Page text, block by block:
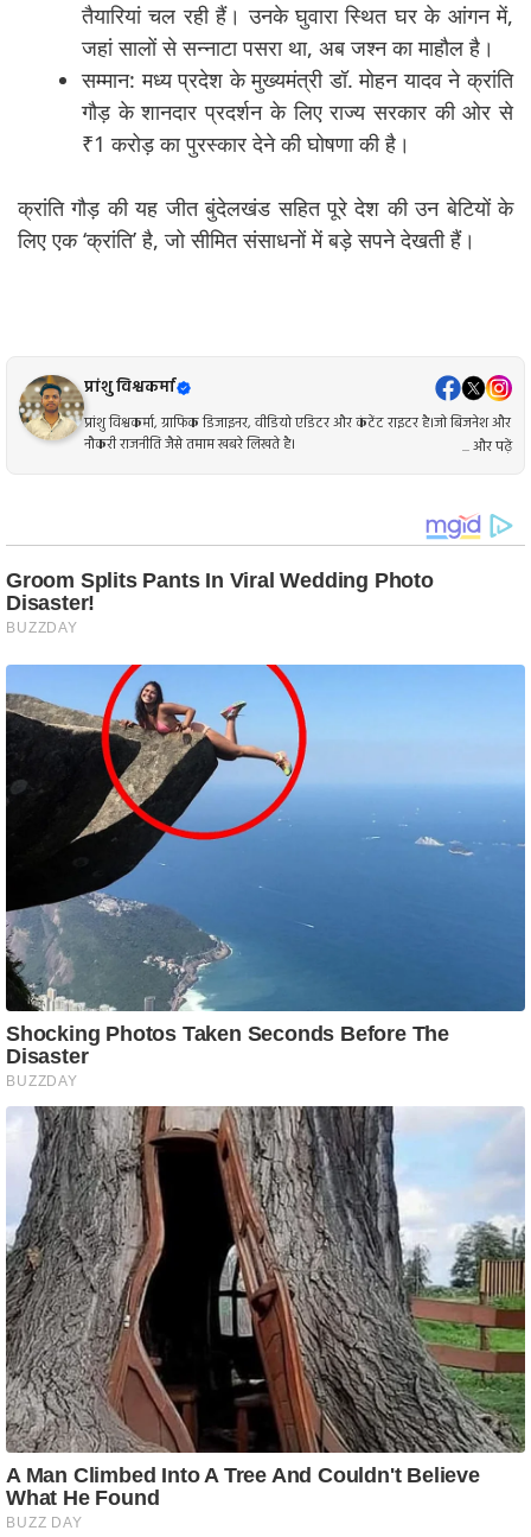
तैयारियां चल रही हैं। उनके घुवारा स्थित घर के आंगन में,
जहां सालों से सन्नाटा पसरा था, अब जश्न का माहौल है।
सम्मान: मध्य प्रदेश के मुख्यमंत्री डॉ. मोहन यादव ने क्रांति
गौड़ के शानदार प्रदर्शन के लिए राज्य सरकार की ओर से
₹1 करोड़ का पुरस्कार देने की घोषणा की है।
क्रांति गौड़ की यह जीत बुंदेलखंड सहित पूरे देश की उन बेटियों के
लिए एक ‘क्रांति’ है, जो सीमित संसाधनों में बड़े सपने देखती हैं।
प्रांशु विश्वकर्मा
प्रांशु विश्वकर्मा, ग्राफिक डिजाइनर, वीडियो एडिटर और कंटेंट राइटर है।जो बिजनेश और
नौकरी राजनीति जैसे तमाम खबरे लिखते है।
... और पढ़ें